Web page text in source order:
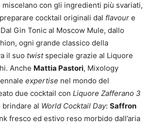
miscelano con gli ingredienti più svariati,
cocktail originali dal flavour e
Gin Tonic al Moscow Mule, dallo
ogni grande classico della
il suo twistspeciale grazie al Liquore
Anche Mattia Pastori, Mixology
expertise nel mondo del
due cocktail con Liquore Zafferano 3
brindare al World Cocktail Day: Saffron
fresco ed estivo reso morbido dall’aria